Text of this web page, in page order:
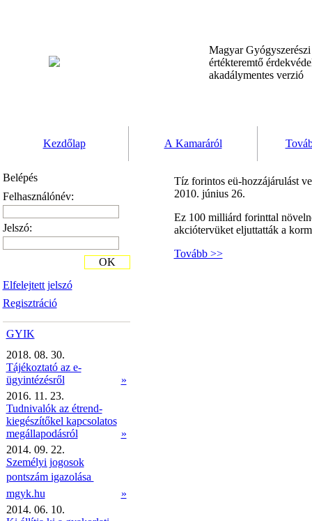
Magyar
értékteremtő
akadálymentes verzió
Kezdőlap A Kamaráról
Belépés
Felhasználónév:
Jelszó:
Elfelejtett jelszó
Regisztráció
OK
GYIK
2018. 08. 30.
Tájékoztató az e-
ügyintézésről
»
2016. 11. 23.
Tudnivalók az étrend-
kiegészítőkel kapcsolatos
megállapodásról
»
2014. 09. 22.
Személyi jogosok
pontszám igazolása 
mgyk.hu
»
2014. 06. 10.
Tíz forintos eü-hozzájárulást
2010. június 26.
Ez 100 milliárd forinttal
akciótervüket eljuttatták a
Tovább >>